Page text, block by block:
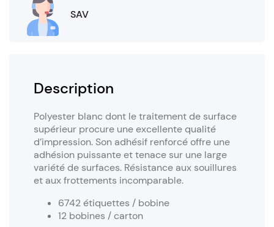
SAV
Description
Polyester blanc dont le traitement de surface
supérieur procure une excellente qualité
d’impression. Son adhésif renforcé offre une
adhésion puissante et tenace sur une large
variété de surfaces. Résistance aux souillures
et aux frottements incomparable.
6742 étiquettes / bobine
12 bobines / carton